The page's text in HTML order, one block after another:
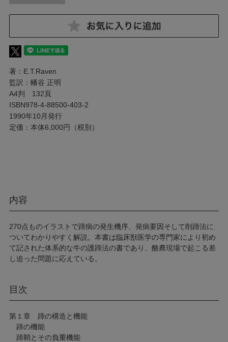
著：E.T.Raven
監訳：幡谷 正明
A4判 132頁
ISBN978-4-88500-403-2
1990年10月発行
定価：本体6,000円（税別）
内容
270点ものイラストで蹄病の発生機序、発病要因そして削蹄法に
ついてわかりやすく解説。本書は臨床獣医学の専門家により初め
て記された体系的な牛の護蹄法の書であり、酪農現場で起こる差
し迫った問題に応えている。
目次
第１章 蹄の構造と機能
蹄の機能
蹄鞘とその負重機能